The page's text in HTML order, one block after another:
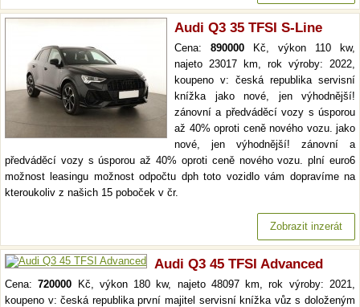
Audi Q3 35 TFSI S-Line
Cena: 890000 Kč, výkon 110 kw,
najeto 23017 km, rok výroby: 2022,
koupeno v: česká republika servisní
knížka jako nové, jen výhodnější!
zánovní a předváděcí vozy s úsporou
až 40% oproti ceně nového vozu. jako
nové, jen výhodnější! zánovní a
předváděcí vozy s úsporou až 40% oproti ceně nového vozu. plní euro6
možnost leasingu možnost odpočtu dph toto vozidlo vám dopravíme na
kteroukoliv z našich 15 poboček v čr.
Zobrazit inzerát
Audi Q3 45 TFSI Advanced
Cena:720000 Kč, výkon 180 kw, najeto 48097 km, rok výroby: 2021,
koupeno v: česká republika první majitel servisní knížka vůz s doloženým